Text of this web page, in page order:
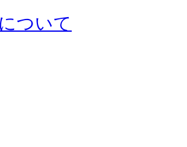
ついて